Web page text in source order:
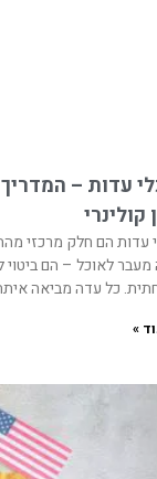
עדות –
קולינרי
עדות הם חלק מרכזי
מעבר לאוכל – הם ביטוי
כל עדה מביאה
»